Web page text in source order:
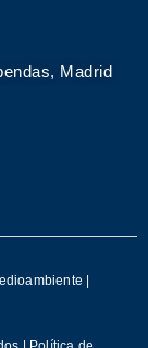
Madrid
|